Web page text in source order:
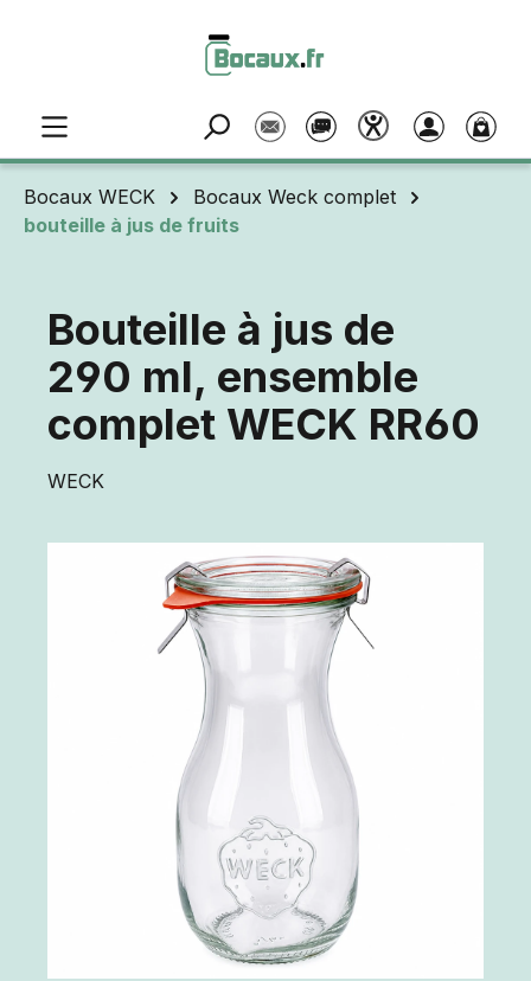
Bocaux WECK
Bocaux Weck complet
bouteille à jus de fruits
Bouteille à jus de
290 ml, ensemble
complet WECK RR60
WECK